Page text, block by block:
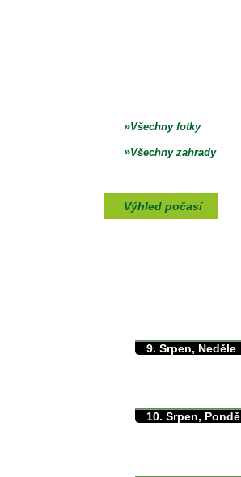
»Všechny fotky
»Všechny zahrady
Výhled počasí
9. Srpen, Neděle
10. Srpen,